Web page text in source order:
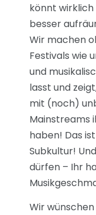
könnt
besser
Wir machen
Festivals wie
und
lasst und
mit (noch)
Mainstreams
haben! Das
Subkultur!
dürfen – Ihr
Wir